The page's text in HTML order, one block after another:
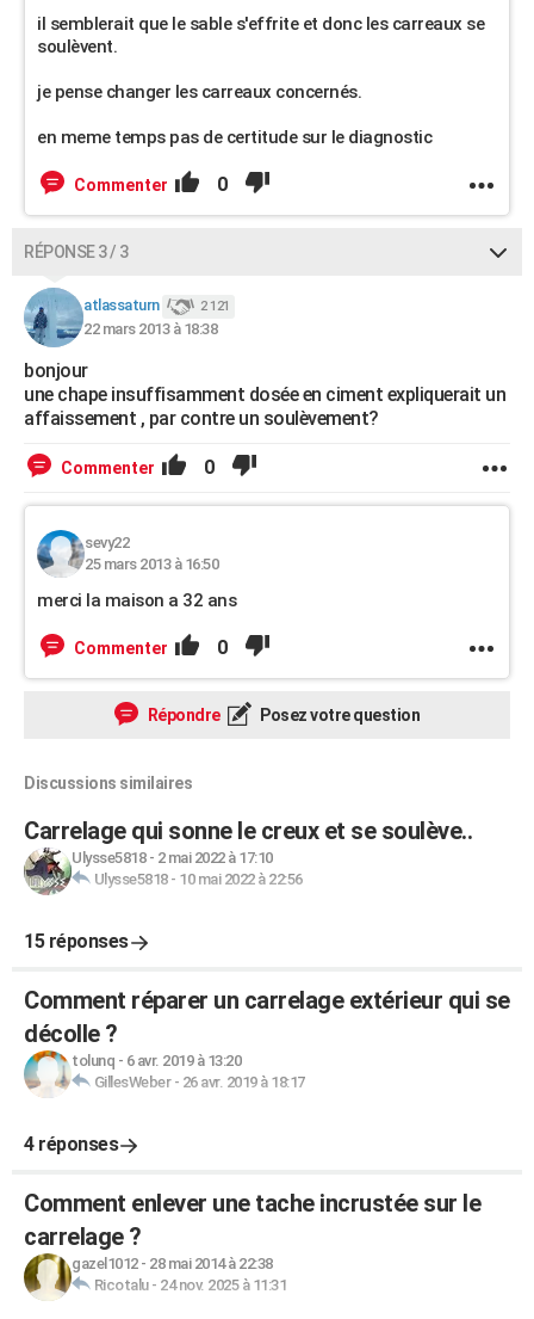
il semblerait que le sable s'effrite et donc les carreaux se
soulèvent.
je pense changer les carreaux concernés.
en meme temps pas de certitude sur le diagnostic
Commenter 0
RÉPONSE 3 / 3
atlassaturn 2 121
22 mars 2013 à 18:38
bonjour
une chape insuffisamment dosée en ciment expliquerait un
affaissement , par contre un soulèvement?
Commenter 0
sevy22
25 mars 2013 à 16:50
merci la maison a 32 ans
Commenter 0
Répondre Posez votre question
Discussions similaires
Carrelage qui sonne le creux et se soulève..
Ulysse5818- 2 mai 2022 à 17:10
Ulysse5818- 10 mai 2022 à 22:56
15 réponses
Comment réparer un carrelage extérieur qui se
décolle ?
tolunq - 6 avr. 2019 à 13:20
GillesWeber- 26 avr. 2019 à 18:17
4 réponses
Comment enlever une tache incrustée sur le
carrelage ?
gazel1012- 28 mai 2014 à 22:38
Ricotalu- 24 nov. 2025 à 11:31